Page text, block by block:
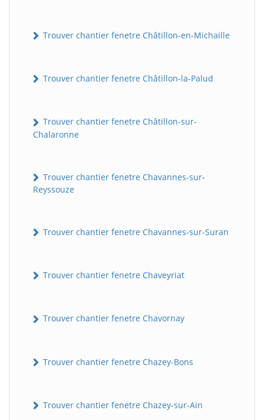
Trouver chantier fenetre Châtillon-en-Michaille
Trouver chantier fenetre Châtillon-la-Palud
Trouver chantier fenetre Châtillon-sur-
Chalaronne
Trouver chantier fenetre Chavannes-sur-
Reyssouze
Trouver chantier fenetre Chavannes-sur-Suran
Trouver chantier fenetre Chaveyriat
Trouver chantier fenetre Chavornay
Trouver chantier fenetre Chazey-Bons
Trouver chantier fenetre Chazey-sur-Ain